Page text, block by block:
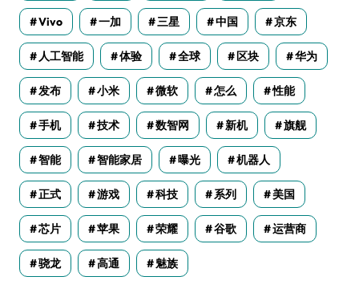
Vivo 一加 三星 中国 京东
人工智能 体验 全球 区块 华为
发布 小米 微软 怎么 性能
手机 技术 数智网 新机 旗舰
智能 智能家居 曝光 机器人
正式 游戏 科技 系列 美国
芯片 苹果 荣耀 谷歌 运营商
骁龙 高通 魅族